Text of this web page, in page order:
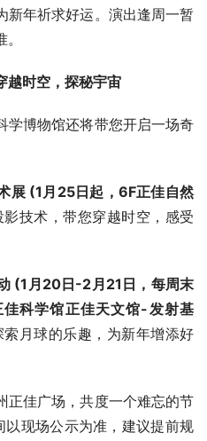
新年祈求好运。演出逢周一暂
越时空，探秘宇宙
学博物馆还将带您开启一场奇
展 (1月25日起，6F正佳自然
影技术，带您穿越时空，感受
(1月20日-2月21日，每周末
科学馆正佳天文馆-发射基
索月球的乐趣，为新年增添好
正佳广场，共度一个难忘的节
现场公示为准，建议提前规